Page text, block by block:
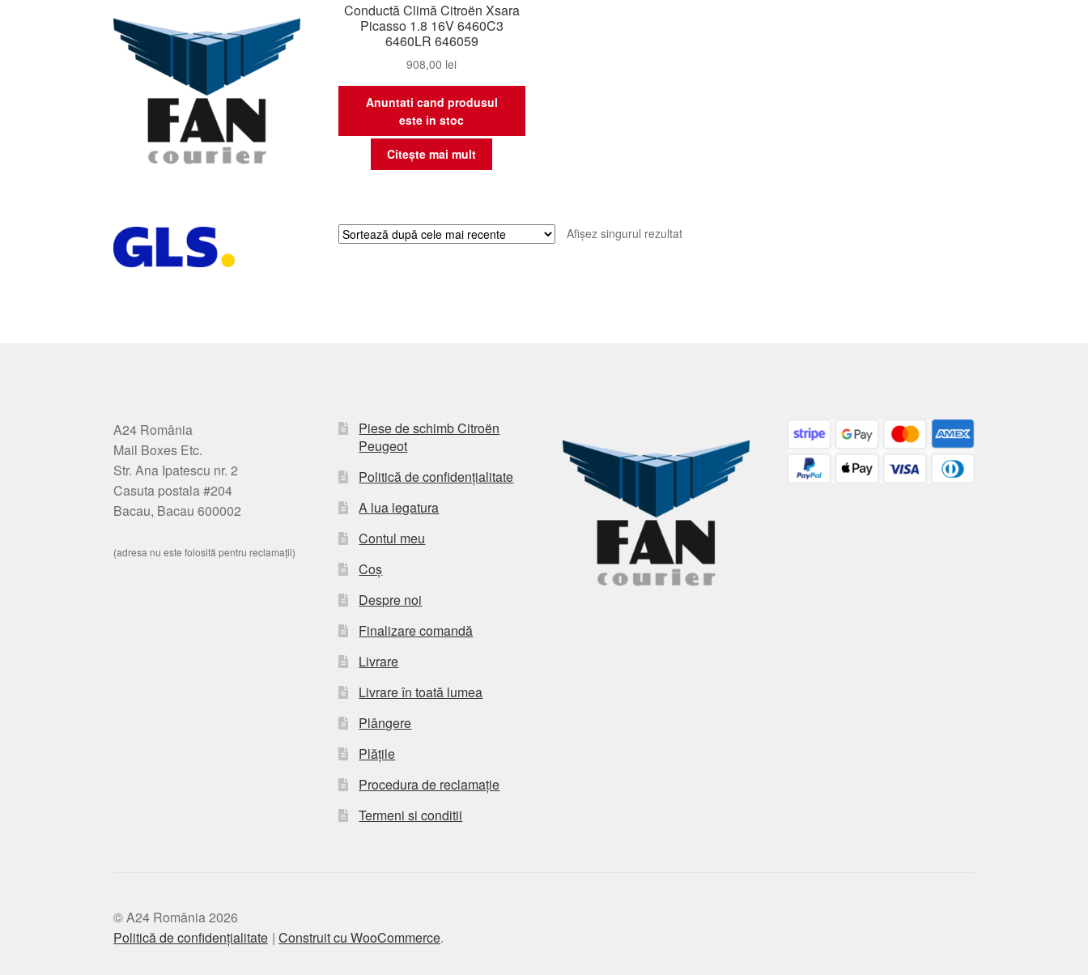
Conductă Climă Citroën Xsara
Picasso 1.8 16V 6460C3
6460LR 646059
908,00 lei
Anuntati cand produsul
este in stoc
Citește mai mult
Afișez singurul rezultat
A24 România
Mail Boxes Etc.
Str. Ana Ipatescu nr. 2
Casuta postala #204
Bacau, Bacau 600002
(adresa nu este folosită pentru reclamații)
Piese de schimb Citroën
Peugeot
Politică de confidențialitate
A lua legatura
Contul meu
Coș
Despre noi
Finalizare comandă
Livrare
Livrare în toată lumea
Plângere
Plățile
Procedura de reclamație
Termeni si conditii
© A24 România 2026
Politică de confidențialitate Construit cu WooCommerce.